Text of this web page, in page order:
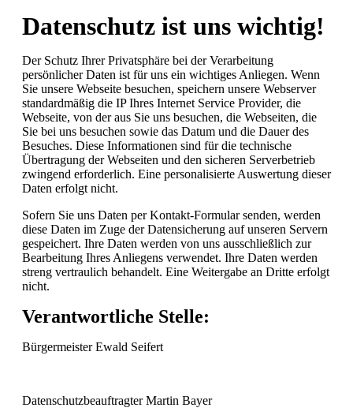
Datenschutz ist uns wichtig!
Der Schutz Ihrer Privatsphäre bei der Verarbeitung
persönlicher Daten ist für uns ein wichtiges Anliegen. Wenn
Sie unsere Webseite besuchen, speichern unsere Webserver
standardmäßig die IP Ihres Internet Service Provider, die
Webseite, von der aus Sie uns besuchen, die Webseiten, die
Sie bei uns besuchen sowie das Datum und die Dauer des
Besuches. Diese Informationen sind für die technische
Übertragung der Webseiten und den sicheren Serverbetrieb
zwingend erforderlich. Eine personalisierte Auswertung dieser
Daten erfolgt nicht.
Sofern Sie uns Daten per Kontakt-Formular senden, werden
diese Daten im Zuge der Datensicherung auf unseren Servern
gespeichert. Ihre Daten werden von uns ausschließlich zur
Bearbeitung Ihres Anliegens verwendet. Ihre Daten werden
streng vertraulich behandelt. Eine Weitergabe an Dritte erfolgt
nicht.
Verantwortliche Stelle:
BürgermeisterEwald Seifert
Datenschutzbeauftragter Martin Bayer